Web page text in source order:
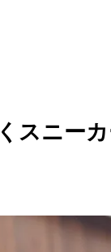
スニー